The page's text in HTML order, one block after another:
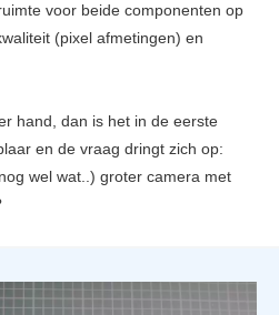
voor beide componenten op
(pixel afmetingen) en
hand, dan is het in de eerste
en de vraag dringt zich op:
wel wat..) groter camera met